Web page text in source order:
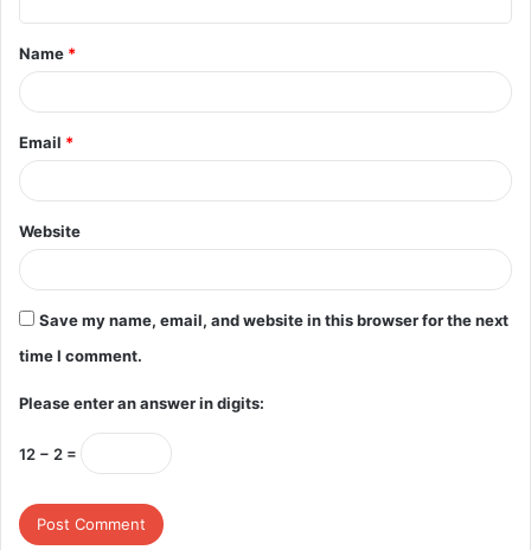
t
*
Name *
Email *
Website
Save my name, email, and website in this browser for the next
time I comment.
Please enter an answer in digits:
12 − 2 =